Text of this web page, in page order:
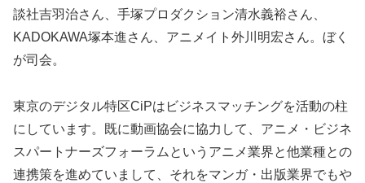
談社吉羽治さん、手塚プロダクション清水義裕さん、
KADOKAWA塚本進さん、アニメイト外川明宏さん。ぼく
が司会。
東京のデジタル特区CiPはビジネスマッチングを活動の柱
にしています。既に動画協会に協力して、アニメ・ビジネ
スパートナーズフォーラムというアニメ業界と他業種との
連携策を進めていまして、それをマンガ・出版業界でもや